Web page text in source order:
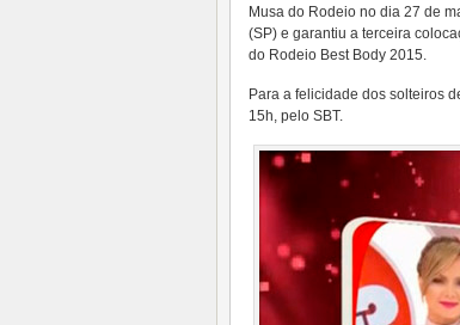
Musa do Rodeio no dia 27 de
(SP) e garantiu a terceira
do Rodeio Best Body 2015.
Para a felicidade dos solteiros
15h, pelo SBT.